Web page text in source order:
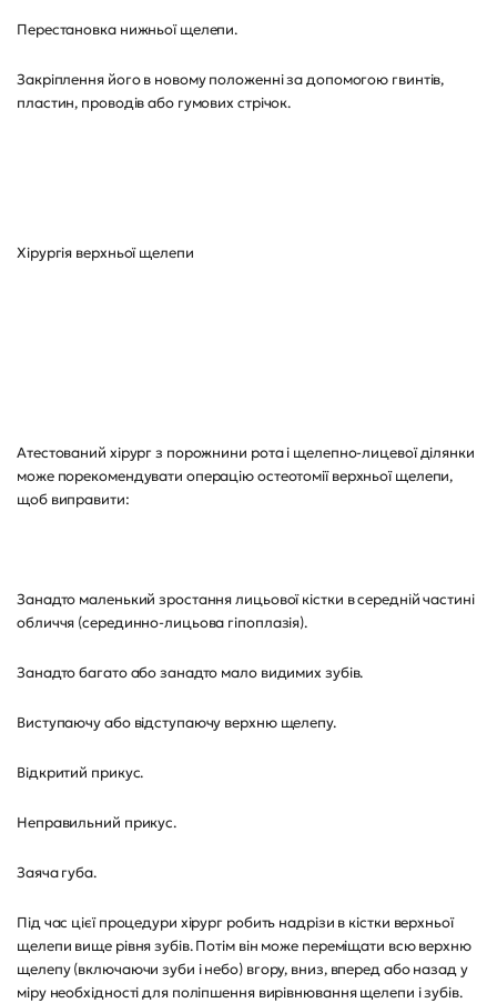
Перестановка нижньої щелепи.
Закріплення його в новому положенні за допомогою гвинтів,
пластин, проводів або гумових стрічок.
Хірургія верхньої щелепи
Атестований хірург з порожнини рота і щелепно-лицевої ділянки
може порекомендувати операцію остеотомії верхньої щелепи,
щоб виправити:
Занадто маленький зростання лицьової кістки в середній частині
обличчя (серединно-лицьова гіпоплазія).
Занадто багато або занадто мало видимих зубів.
Виступаючу або відступаючу верхню щелепу.
Відкритий прикус.
Неправильний прикус.
Заяча губа.
Під час цієї процедури хірург робить надрізи в кістки верхньої
щелепи вище рівня зубів. Потім він може переміщати всю верхню
щелепу (включаючи зуби і небо) вгору, вниз, вперед або назад у
міру необхідності для поліпшення вирівнювання щелепи і зубів.